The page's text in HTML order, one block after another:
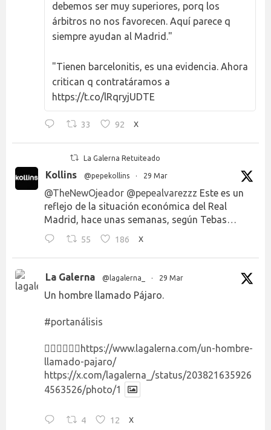
debemos ser muy superiores, porq los
árbitros no nos favorecen. Aquí parece q
siempre ayudan al Madrid."
"Tienen barcelonitis, es una evidencia. Ahora
critican q contratáramos a
https://t.co/lRqryjUDTE
33 92 X
La Galerna Retuiteado
Kollins @pepekollins · 29 Mar
@TheNewOjeador @pepealvarezzz Este es un
reflejo de la situación económica del Real
Madrid, hace unas semanas, según Tebas…
55 186 X
La Galerna @lagalerna_ · 29 Mar
Un hombre llamado Pájaro.
#portanálisis
👉🏻👉🏻👉🏻 https://www.lagalerna.com/un-hombre-
llamado-pajaro/
https://x.com/lagalerna_/status/203821635926
4563526/photo/1
4 12 X